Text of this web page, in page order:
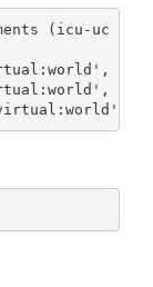
(icu-uc
not
not